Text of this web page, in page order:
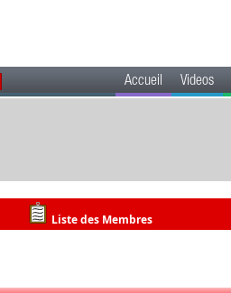
Accueil Videos
Liste des Membres